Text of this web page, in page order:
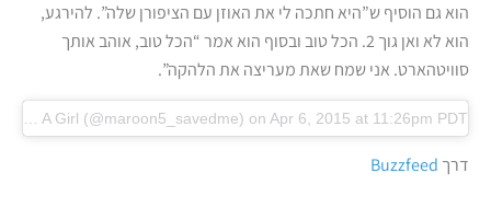
הוא גם הוסיף ש”היא חתכה לי את האוזן עם הציפורן שלה”. להירגע,
הוא לא ואן גוך 2. הכל טוב ובסוף הוא אמר “הכל טוב, אוהב אותך
סוויטהארט. אני שמח שאת מעריצה את הלהקה”.
A video posted by A Girl (@maroon5_savedme) on Apr 6, 2015 at 11:26pm PDT
דרךBuzzfeed